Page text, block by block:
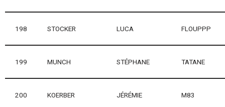
198 STOCKER LUCA FLOUPPP
199 MUNCH STÉPHANE TATANE
200 KOERBER JÉRÉMIE M83